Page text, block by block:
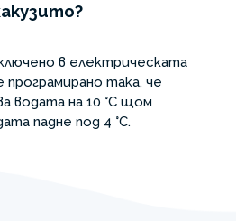
в електрическата
така, че
водата на 10 °C щом
падне под 4 °C.